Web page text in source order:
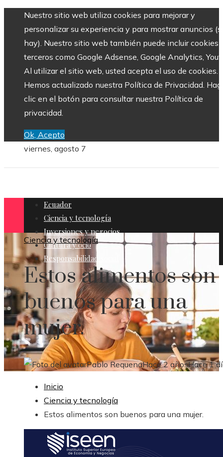
Nuestro sitio web utiliza cookies para mejorar y
personalizar su experiencia y para mostrar anuncios
hay). Nuestro sitio web también puede incluir cookies
terceros como Google Adsense, Google Analytics,
Al utilizar el sitio web, usted acepta el uso de cookies.
Hemos actualizado nuestra Política de Privacidad.
clic en el botón para consultar nuestra Política de
privacidad.
Ok, Acepto
viernes, agosto 7
Ecuador
Ciencia y tecnología
Inversiones y negocios
Cultura y ocio
Responsabilidad social
Ciencia y tecnología
Estos alimentos son
buenos para una
mujer.
Pablo RequenaHace 2 añosHace 1
Inicio
Ciencia y tecnología
Estos alimentos son buenos para una mujer.